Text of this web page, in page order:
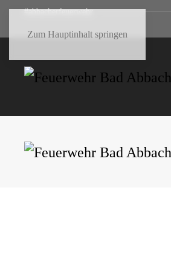
Zum Hauptinhalt springen
#abbacherfeuerwehr